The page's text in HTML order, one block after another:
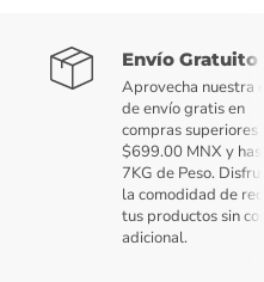
Envío Gratuito
Aprovecha nuestra
de envío gratis en
compras superiores
$699.00 MNX y
7KG de Peso.
la comodidad de
tus productos sin
adicional.